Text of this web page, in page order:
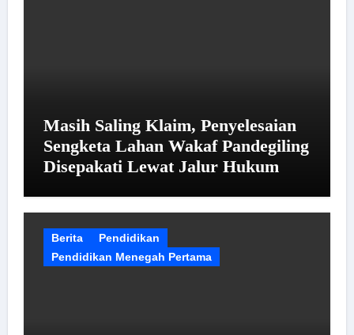
Masih Saling Klaim, Penyelesaian
Sengketa Lahan Wakaf Pandegiling
Disepakati Lewat Jalur Hukum
Berita
Pendidikan
Pendidikan Menegah Pertama